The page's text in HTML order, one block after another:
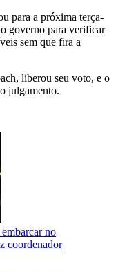
para a próxima terça-
governo para verificar
sem que fira a
liberou seu voto, e o
julgamento.
no
coordenador